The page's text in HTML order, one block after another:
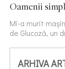
Oamenii
Mi-a murit
de Glucoză, un
ARHIVA